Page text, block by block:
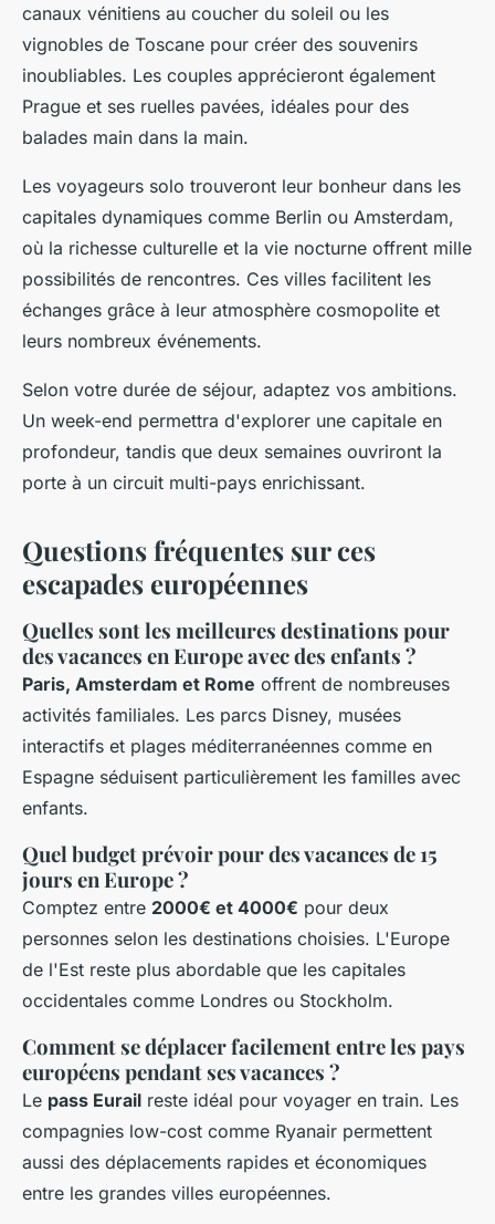
canaux vénitiens au coucher du soleil ou les
vignobles de Toscane pour créer des souvenirs
inoubliables. Les couples apprécieront également
Prague et ses ruelles pavées, idéales pour des
balades main dans la main.
Les voyageurs solo trouveront leur bonheur dans les
capitales dynamiques comme Berlin ou Amsterdam,
où la richesse culturelle et la vie nocturne offrent mille
possibilités de rencontres. Ces villes facilitent les
échanges grâce à leur atmosphère cosmopolite et
leurs nombreux événements.
Selon votre durée de séjour, adaptez vos ambitions.
Un week-end permettra d'explorer une capitale en
profondeur, tandis que deux semaines ouvriront la
porte à un circuit multi-pays enrichissant.
Questions fréquentes sur ces
escapades européennes
Quelles sont les meilleures destinations pour
des vacances en Europe avec des enfants ?
Paris, Amsterdam et Rome offrent de nombreuses
activités familiales. Les parcs Disney, musées
interactifs et plages méditerranéennes comme en
Espagne séduisent particulièrement les familles avec
enfants.
Quel budget prévoir pour des vacances de 15
jours en Europe ?
Comptez entre 2000€ et 4000€ pour deux
personnes selon les destinations choisies. L'Europe
de l'Est reste plus abordable que les capitales
occidentales comme Londres ou Stockholm.
Comment se déplacer facilement entre les pays
européens pendant ses vacances ?
Le pass Eurail reste idéal pour voyager en train. Les
compagnies low-cost comme Ryanair permettent
aussi des déplacements rapides et économiques
entre les grandes villes européennes.